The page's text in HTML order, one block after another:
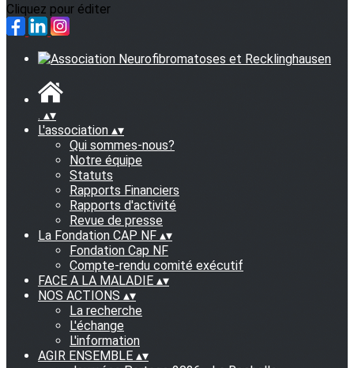
Cliquez pour éditer
. ▴▾
L'association ▴▾
Qui sommes-nous?
Notre équipe
Statuts
Rapports Financiers
Rapports d'activité
Revue de presse
La Fondation CAP NF ▴▾
Fondation Cap NF
Compte-rendu comité exécutif
FACE A LA MALADIE ▴▾
NOS ACTIONS ▴▾
La recherche
L'échange
L'information
AGIR ENSEMBLE ▴▾